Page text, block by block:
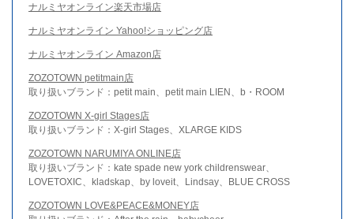
ナルミヤオンライン楽天市場店
ナルミヤオンライン Yahoo!ショッピング店
ナルミヤオンライン Amazon店
ZOZOTOWN petitmain店
取り扱いブランド：petit main、petit main LIEN、b・ROOM
ZOZOTOWN X-girl Stages店
取り扱いブランド：X-girl Stages、XLARGE KIDS
ZOZOTOWN NARUMIYA ONLINE店
取り扱いブランド：kate spade new york childrenswear、
LOVETOXIC、kladskap、by loveit、Lindsay、BLUE CROSS
ZOZOTOWN LOVE&PEACE&MONEY店